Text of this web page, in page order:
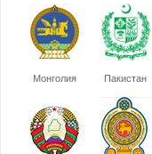
Монголия Пакистан